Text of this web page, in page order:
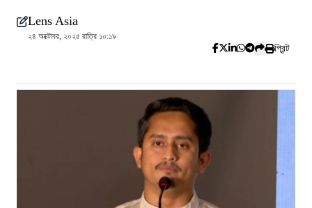
Lens Asia
২৪ অক্টোবর, ২০২৫ রাত্রি ১০:১৯
প্রিন্ট